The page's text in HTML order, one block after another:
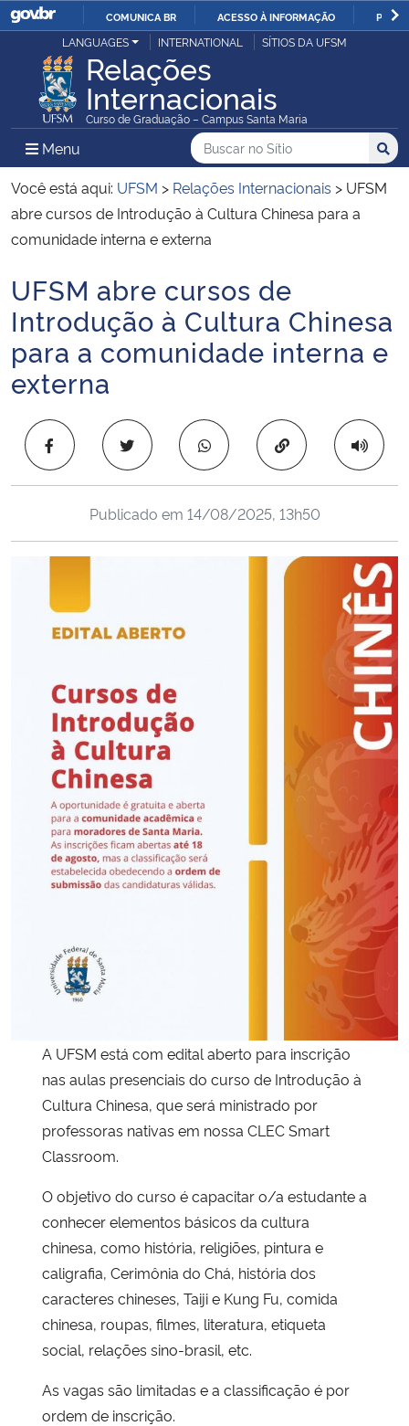
IR
PARA
O
CONTEÚDO
COMUNICA BR ACESSO À INFORMAÇÃO
Ministério da Justiça e Segurança Pública
Ministério da Defesa
Ministério das Relações Exteriores
Ministério da Economia
Ministério da Infraestrutura
Ministério da Agricultura, Pecuária e Abastecimento
Ministério da Educação
Ministério da Cidadania
Ministério da Saúde
Ministério de Minas e Energia
Ministério da Ciência, Tecnologia, Inovações e Comunicações
Ministério do Meio Ambiente
Ministério do Desenvolvimento Regional
Controladoria-Geral da União
Ministério da Mulher, da Família e dos Direitos Humanos
Secretaria-Geral
Gabinete de Segurança Institucional
Advocacia-Geral da União
Banco Central do Brasil
Planalto
LANGUAGES INTERNATIONAL SÍTIOS DA UFSM
Relações
Internacionais
Curso de Graduação – Campus Santa Maria
Menu Menu Principal do Sítio
Busca
Buscar no no Sítio
Busca:
Você está aqui: UFSM > Relações Internacionais > UFSM
abre cursos de Introdução à Cultura Chinesa para a
comunidade interna e externa
Início do conteúdo
UFSM abre cursos de
Introdução à Cultura Chinesa
para a comunidade interna e
externa
Copiar para área
Publicado em 14/08/2025, 13h50
A UFSM está com edital aberto para inscrição
nas aulas presenciais do curso de Introdução à
Cultura Chinesa, que será ministrado por
professoras nativas em nossa CLEC Smart
Classroom.
O objetivo do curso é capacitar o/a estudante a
conhecer elementos básicos da cultura
chinesa, como história, religiões, pintura e
caligrafia, Cerimônia do Chá, história dos
caracteres chineses, Taiji e Kung Fu, comida
chinesa, roupas, filmes, literatura, etiqueta
social, relações sino-brasil, etc.
As vagas são limitadas e a classificação é por
ordem de inscrição.